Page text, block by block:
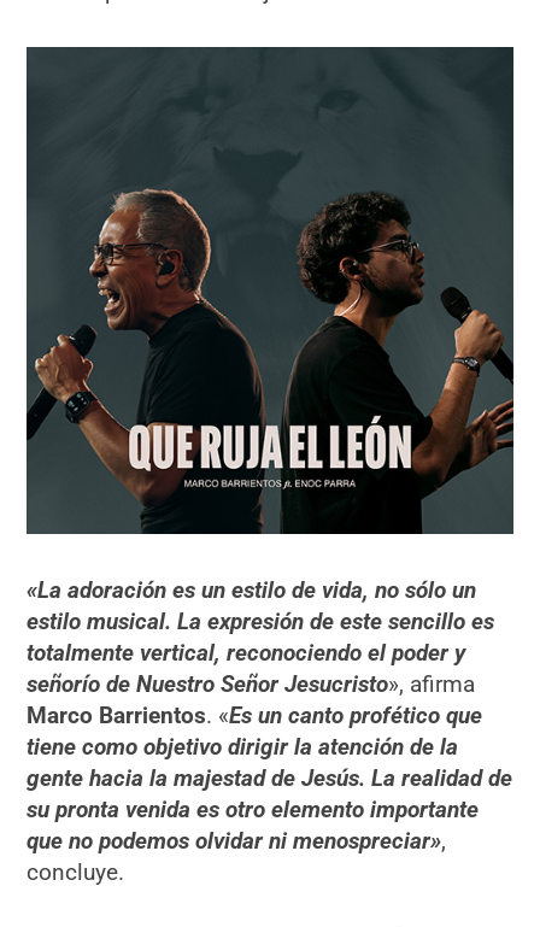
«La adoración es un estilo de vida, no sólo un
estilo musical. La expresión de este sencillo es
totalmente vertical, reconociendo el poder y
señorío de Nuestro Señor Jesucristo», afirma
Marco Barrientos. «Es un canto profético que
tiene como objetivo dirigir la atención de la
gente hacia la majestad de Jesús. La realidad de
su pronta venida es otro elemento importante
que no podemos olvidar ni menospreciar»,
concluye.